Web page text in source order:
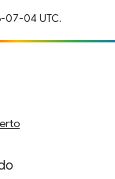
07-04 UTC.